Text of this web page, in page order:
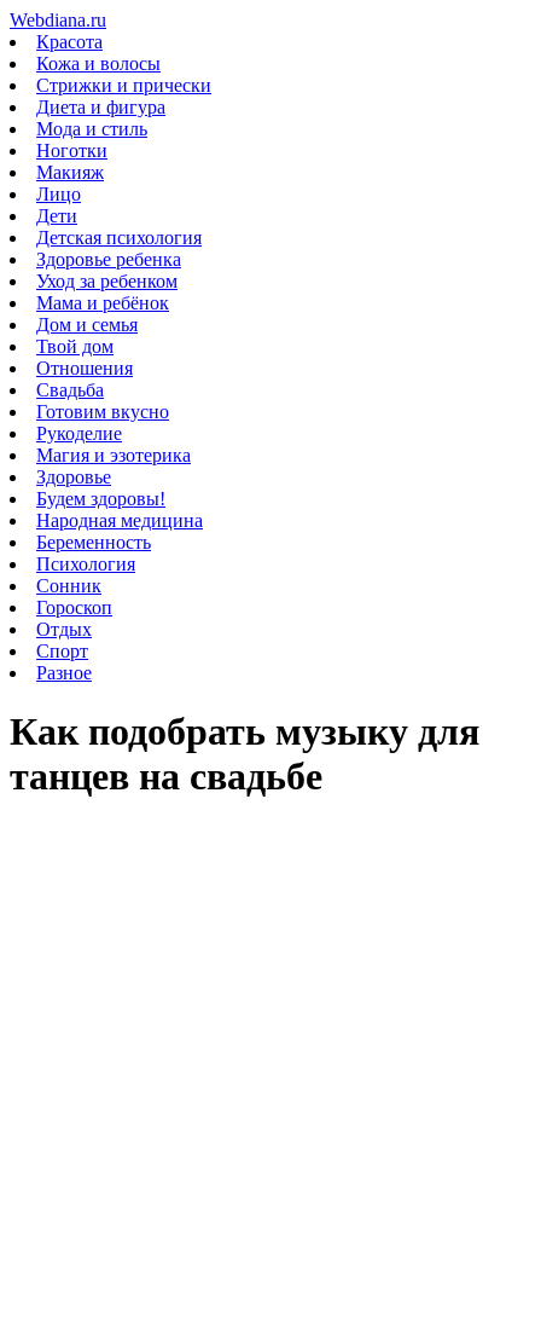
Webdiana.ru
Красота
Кожа и волосы
Стрижки и прически
Диета и фигура
Мода и стиль
Ноготки
Макияж
Лицо
Дети
Детская психология
Здоровье ребенка
Уход за ребенком
Мама и ребёнок
Дом и семья
Твой дом
Отношения
Свадьба
Готовим вкусно
Рукоделие
Магия и эзотерика
Здоровье
Будем здоровы!
Народная медицина
Беременность
Психология
Сонник
Гороскоп
Отдых
Спорт
Разное
Как подобрать музыку для
танцев на свадьбе